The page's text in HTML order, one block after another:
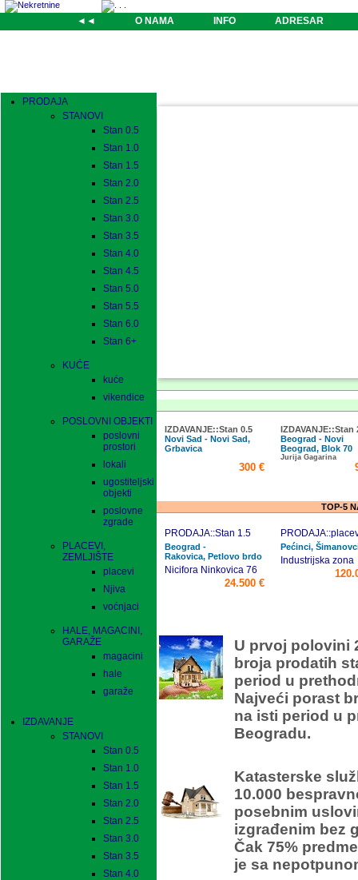
◄◄ O NAMA INFO ADRESAR
PRODAJA
STANOVI
Stan 0.5
Stan 1.0
Stan 1.5
Stan 2.0
Stan 2.5
Stan 3.0
Stan 3.5
Stan 4.0
Stan 4.5
Stan 5.0
Stan 5.5
Stan 6.0
Stan 6+
KUĆE
kuće
vikendice
POSLOVNI OBJEKTI
poslovni
prostori
lokali
ugostiteljski
objekti
poslovne
zgrade
PLACEVI,
ZEMLJIŠTE
placevi
Njiva
voćnjaci
HALE, MAGACINI,
GARAŽE
magacini
hale
garaže
IZDAVANJE
STANOVI
Stan 0.5
Stan 1.0
Stan 1.5
Stan 2.0
Stan 2.5
Stan 3.0
Stan 3.5
Stan 4.0
IZDAVANJE::Stan 0.5
Novi Sad - Novi Sad,
Grbavica
300 €
IZDAVANJE::Stan
Beograd - Novi
Beograd, Blok 70
Jurija Gagarina
TOP-5
PRODAJA::Stan 1.5
Beograd -
Rakovica, Petlovo brdo
Nicifora Ninkovica 76
24.500 €
Pećinci,
Industrijska zona
U prvoj polovini
broja prodatih
period u
Najveći porast
na isti period u
Beogradu.
Katasterske
10.000
posebnim
izgrađenim bez
Čak 75%
je sa